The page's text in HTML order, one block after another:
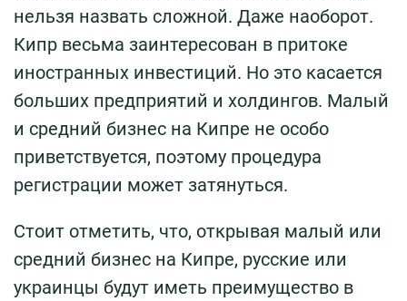
нельзя назвать сложной. Даже наоборот.
Кипр весьма заинтересован в притоке
иностранных инвестиций. Но это касается
больших предприятий и холдингов. Малый
и средний бизнес на Кипре не особо
приветствуется, поэтому процедура
регистрации может затянуться.
Стоит отметить, что, открывая малый или
средний бизнес на Кипре, русские или
украинцы будут иметь преимущество в